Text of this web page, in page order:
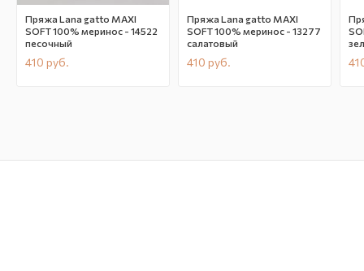
Пряжа Lana gatto MAXI
SOFT 100% меринос - 14522
песочный
410 руб.
Пряжа Lana gatto MAXI
SOFT 100% меринос - 13277
салатовый
410 руб.
SOFT 100%